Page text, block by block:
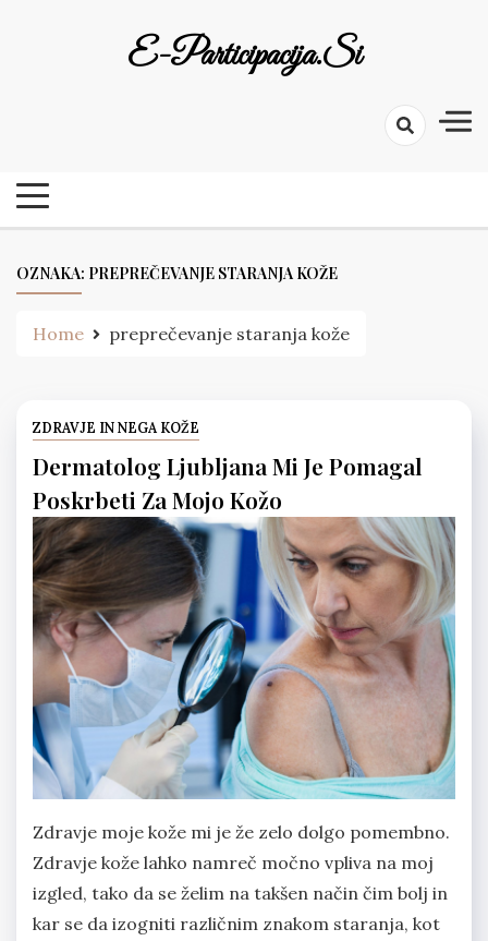
E-Participacija.si
OZNAKA: PREPREČEVANJE STARANJA KOŽE
Home preprečevanje staranja kože
ZDRAVJE IN NEGA KOŽE
Dermatolog Ljubljana Mi Je Pomagal
Poskrbeti Za Mojo Kožo
Zdravje moje kože mi je že zelo dolgo pomembno.
Zdravje kože lahko namreč močno vpliva na moj
izgled, tako da se želim na takšen način čim bolj in
kar se da izogniti različnim znakom staranja, kot